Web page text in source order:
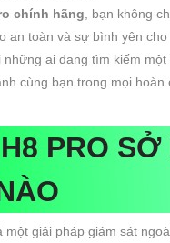
chính hãng, bạn không
an toàn và sự bình yên
ai đang tìm kiếm
cùng bạn trong mọi
PRO
một giải pháp giám sát